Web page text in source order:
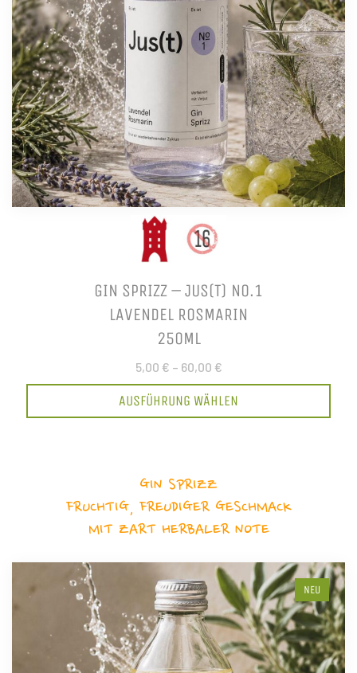
GIN SPRIZZ – JUS(T) NO.1
LAVENDEL ROSMARIN
250ML
5,00 € – 60,00 €
AUSFÜHRUNG WÄHLEN
GIN SPRIZZ
FRUCHTIG, FREUDIGER GESCHMACK
MIT ZART HERBALER NOTE
NEU